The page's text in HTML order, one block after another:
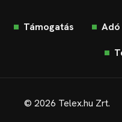
Támogatás Adó
© 2026 Telex.hu Zrt.